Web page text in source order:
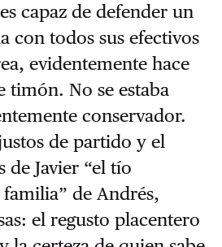
capaz de defender un
con todos sus efectivos
evidentemente hace
timón. No se estaba
conservador.
de partido y el
Javier “el tío
de Andrés,
el regusto placentero